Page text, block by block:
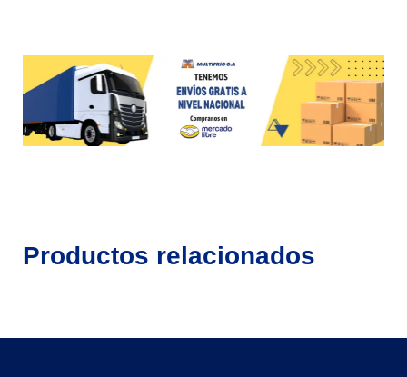
Productos relacionados